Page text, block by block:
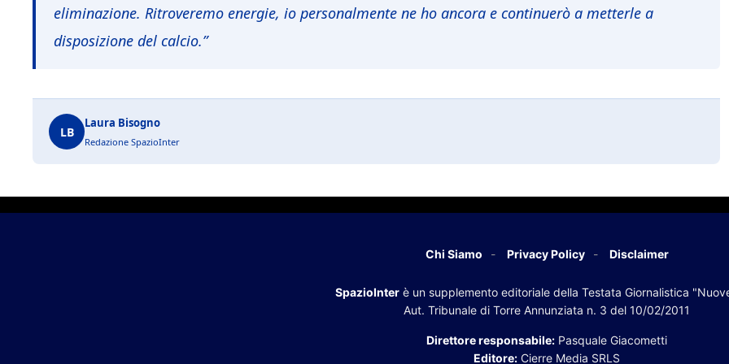
eliminazione. Ritroveremo energie, io personalmente ne ho ancora e continuerò a metterle a
disposizione del calcio.”
LB
Laura Bisogno
Redazione SpazioInter
Chi Siamo Privacy Policy Disclaimer
SpazioInterè un supplemento editoriale della Testata Giornalistica
Aut. Tribunale di Torre Annunziata n. 3 del 10/02/2011
Direttore responsabile: Pasquale Giacometti
Editore: Cierre Media SRLS